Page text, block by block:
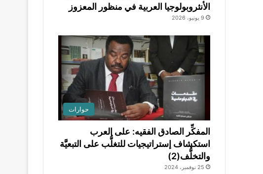
الأنثروبولوجيا العربية في منظور المعزوز
9 يونيو، 2026
حوارات
المفكِّر الصادق الفقيه: على العرب
استكشاف إستراتيجيات للتغلُّب على التبعيَّة
والتخلُّف(2)
25 نوفمبر، 2024